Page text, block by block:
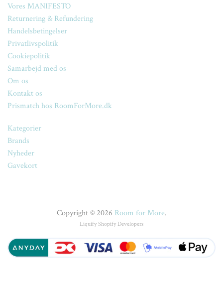
Vores MANIFESTO
Returnering & Refundering
Handelsbetingelser
Privatlivspolitik
Cookiepolitik
Samarbejd med os
Om os
Kontakt os
Prismatch hos RoomForMore.dk
Kategorier
Brands
Nyheder
Gavekort
Copyright © 2026 Room for More.
Liquify Shopify Developers